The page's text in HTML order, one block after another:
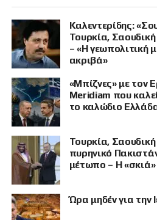
Καλεντερίδης:
Τουρκία,
– «Η γεωπολιτική
ακριβά»
«Μπίζνες» με τον
Meridiam που
το καλώδιο
Τουρκία,
πυρηνικό
μέτωπο – Η
Ώρα μηδέν για την